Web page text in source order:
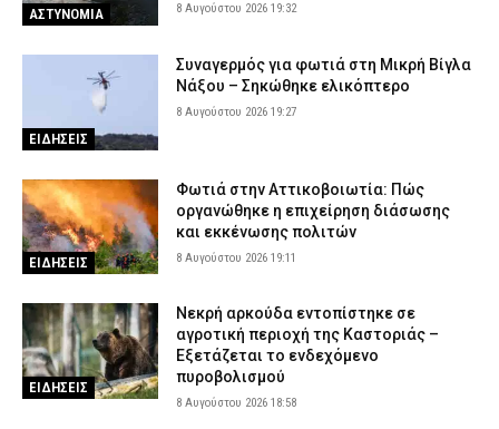
ΑΣΤΥΝΟΜΙΑ 8 Αυγούστου 2026 19:32
ΕΙΔΗΣΕΙΣ
Συναγερμός για φωτιά στη Μικρή Βίγλα
Νάξου – Σηκώθηκε ελικόπτερο
8 Αυγούστου 2026 19:27
ΕΙΔΗΣΕΙΣ
Φωτιά στην Αττικοβοιωτία: Πώς
οργανώθηκε η επιχείρηση διάσωσης
και εκκένωσης πολιτών
8 Αυγούστου 2026 19:11
ΕΙΔΗΣΕΙΣ
Νεκρή αρκούδα εντοπίστηκε σε
αγροτική περιοχή της Καστοριάς –
Εξετάζεται το ενδεχόμενο
πυροβολισμού
8 Αυγούστου 2026 18:58